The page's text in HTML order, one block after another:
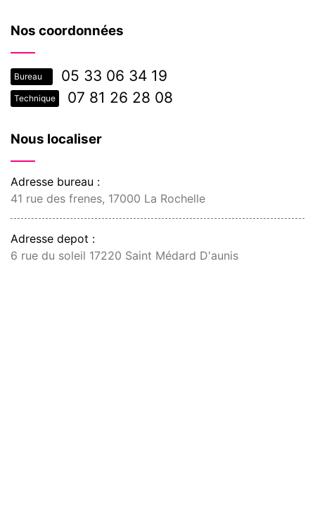
Nos coordonnées
Bureau 05 33 06 34 19
Technique 07 81 26 28 08
Nous localiser
Adresse bureau :
41 rue des frenes, 17000 La Rochelle
Adresse depot :
6 rue du soleil 17220 Saint Médard D'aunis